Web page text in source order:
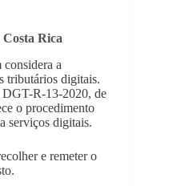
Costa Rica
a
tributários digitais.
DGT-R-13-2020, de
o procedimento
serviços digitais.
e remeter o